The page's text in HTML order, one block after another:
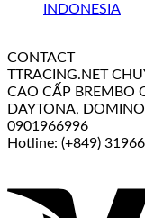
CONTACT
TTRACING.NET
CAO CẤP BREMBO
DAYTONA,
0901966996
Hotline: (+849)